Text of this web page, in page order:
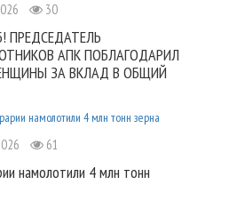
30
ПРЕДСЕДАТЕЛЬ
АПК ПОБЛАГОДАРИЛ
ЗА ВКЛАД В ОБЩИЙ
61
намолотили 4 млн тонн